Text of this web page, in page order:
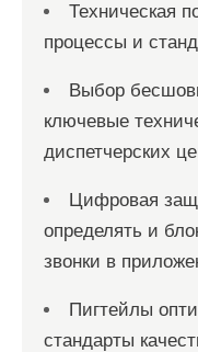
Техническая
процессы и
Выбор
ключевые
диспетчерских
Цифровая
определять и
звонки в
Пигтейлы
стандарты